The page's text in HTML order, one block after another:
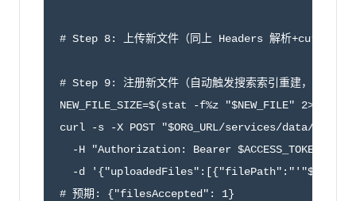
# Step 8: 上传新文件（同上 Headers 解析+curl PUT
# Step 9: 注册新文件（自动触发搜索索引重建，无需
NEW_FILE_SIZE=$(stat -f%z "$NEW_FILE" 2>/
curl -s -X POST "$ORG_URL/services/data/
-H "Authorization: Bearer $ACCESS_TOKEN" -H
-d
# 预期: {"filesAccepted": 1}